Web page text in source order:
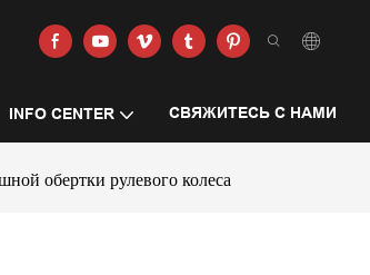
INFO CENTER СВЯЖИТЕСЬ С НАМИ
обертки рулевого колеса